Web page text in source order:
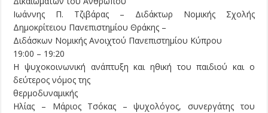
Ιωάννης Π. Τζιβάρας – Διδάκτωρ Νομικής Σχολής
Δημοκρίτειου Πανεπιστημίου Θράκης –
Διδάσκων Νομικής Ανοιχτού Πανεπιστημίου Κύπρου
19:00 – 19:20
Η ψυχοκοινωνική ανάπτυξη και ηθική του παιδιού και ο
δεύτερος νόμος της
θερμοδυναμικής
Ηλίας – Μάριος Τσόκας – ψυχολόγος, συνεργάτης του